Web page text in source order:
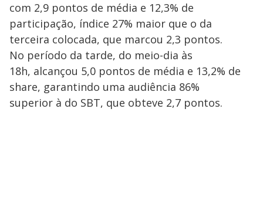
com 2,9 pontos de média e 12,3% de
participação, índice 27% maior que o da
terceira colocada, que marcou 2,3 pontos.
No período da tarde, do meio-dia às
18h, alcançou 5,0 pontos de média e 13,2% de
share, garantindo uma audiência 86%
superior à do SBT, que obteve 2,7 pontos.